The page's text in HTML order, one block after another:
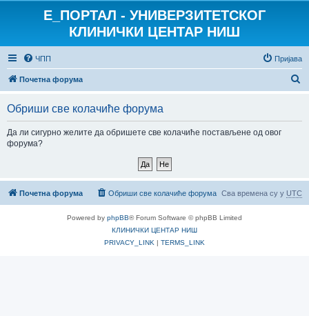
E_ПОРТАЛ - УНИВЕРЗИТЕТСКОГ
КЛИНИЧКИ ЦЕНТАР НИШ
ЧПП Пријава
Почетна форума
а
Обриши све колачиће форума
Да ли сигурно желите да обришете све колачиће постављене од овог
форума?
Почетна форума Сва времена су у UTC
Обриши све колачиће форума
Powered by phpBB® Forum Software © phpBB Limited
КЛИНИЧКИ ЦЕНТАР НИШ
PRIVACY_LINK | TERMS_LINK